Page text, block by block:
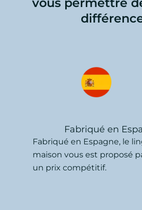
Fabriqué en
Fabriqué en Espagne, le
maison vous est proposé
un prix compétitif.